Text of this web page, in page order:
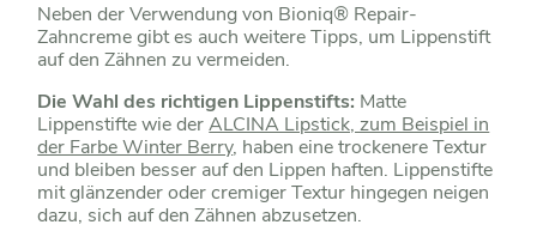
Neben der Verwendung von Bioniq® Repair-
Zahncreme gibt es auch weitere Tipps, um Lippenstift
auf den Zähnen zu vermeiden.
Die Wahl des richtigen Lippenstifts: Matte
Lippenstifte wie derALCINA Lipstick, zum Beispiel in
der Farbe Winter Berry, haben eine trockenere Textur
und bleiben besser auf den Lippen haften. Lippenstifte
mit glänzender oder cremiger Textur hingegen neigen
dazu, sich auf den Zähnen abzusetzen.